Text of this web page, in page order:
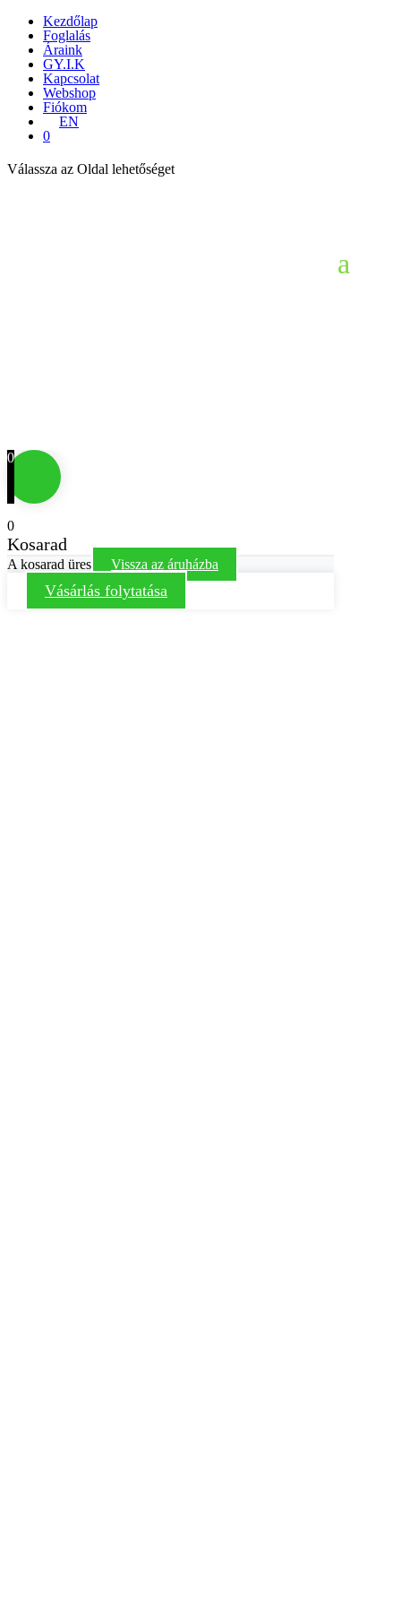
Kezdőlap
Foglalás
Áraink
GY.I.K
Kapcsolat
Webshop
Fiókom
EN
0
Válassza az Oldal lehetőséget
0
0
Kosarad
A kosarad üres Vissza az áruházba
Vásárlás folytatása